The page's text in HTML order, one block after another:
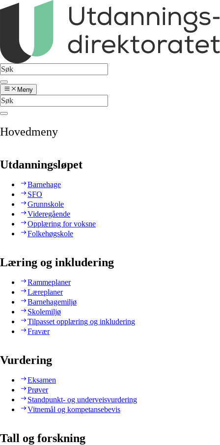
Meny
Hovedmeny
Utdanningsløpet
Barnehage
SFO
Grunnskole
Videregående
Opplæring for voksne
Folkehøgskole
Læring og inkludering
Rammeplaner
Læreplaner
Barnehagemiljø
Skolemiljø
Tilpasset opplæring og inkludering
Fravær
Vurdering
Eksamen
Prøver
Standpunkt- og underveisvurdering
Vitnemål og kompetansebevis
Tall og forskning